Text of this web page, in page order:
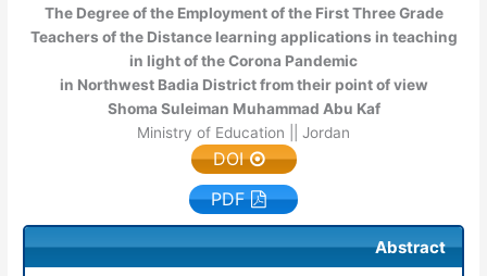
The Degree of the Employment of the First Three Grade
Teachers of the Distance learning applications in teaching
in light of the Corona Pandemic
in Northwest Badia District from their point of view
Shoma Suleiman Muhammad Abu Kaf
Ministry of Education || Jordan
DOI
PDF
Abstract